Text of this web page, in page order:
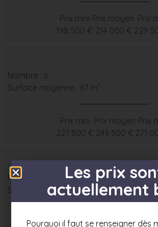
Prix mini
198 500 €
Prix moyen
214 000 €
Prix
229
Nombre : 6
Surface moyenne : 67 m²
Prix mini
227 500 €
Prix moyen
249 500 €
Prix
271
Nombre : 2
Surface moyenne : 78 m²
Prix mini Prix moyen Prix
Les prix
actuellement
Pourquoi il faut se renseigner dès